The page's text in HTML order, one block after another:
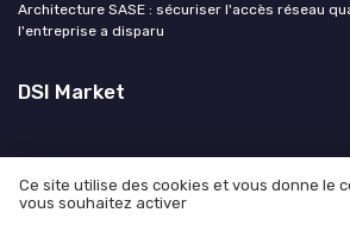
Architecture SASE : sécuriser l'accès réseau
l'entreprise a disparu
DSI Market
Mentions légales
Ce site utilise des cookies et vous donne le
vous souhaitez activer